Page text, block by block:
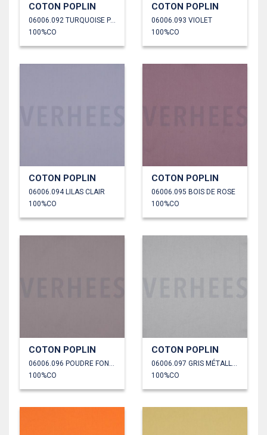
COTON POPLIN
06006.092 TURQUOISE PÂLE
100%CO
COTON POPLIN
06006.093 VIOLET
100%CO
COTON POPLIN
06006.094 LILAS CLAIR
100%CO
COTON POPLIN
06006.095 BOIS DE ROSE
100%CO
COTON POPLIN
100%CO
COTON POPLIN
100%CO